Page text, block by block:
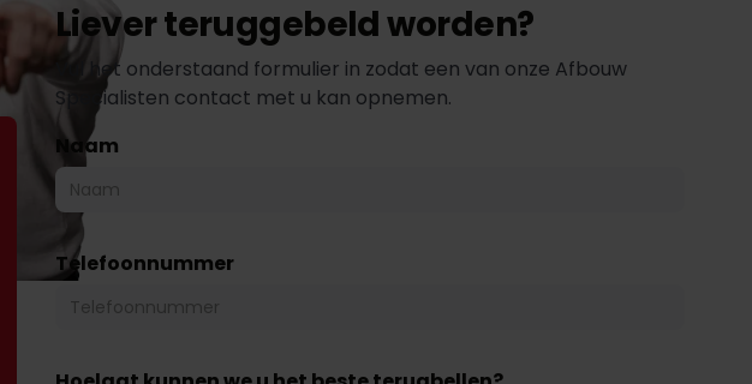
Liever teruggebeld worden?
Vul het onderstaand formulier in zodat een van onze Afbouw
Specialisten contact met u kan opnemen.
Naam
Telefoonnummer